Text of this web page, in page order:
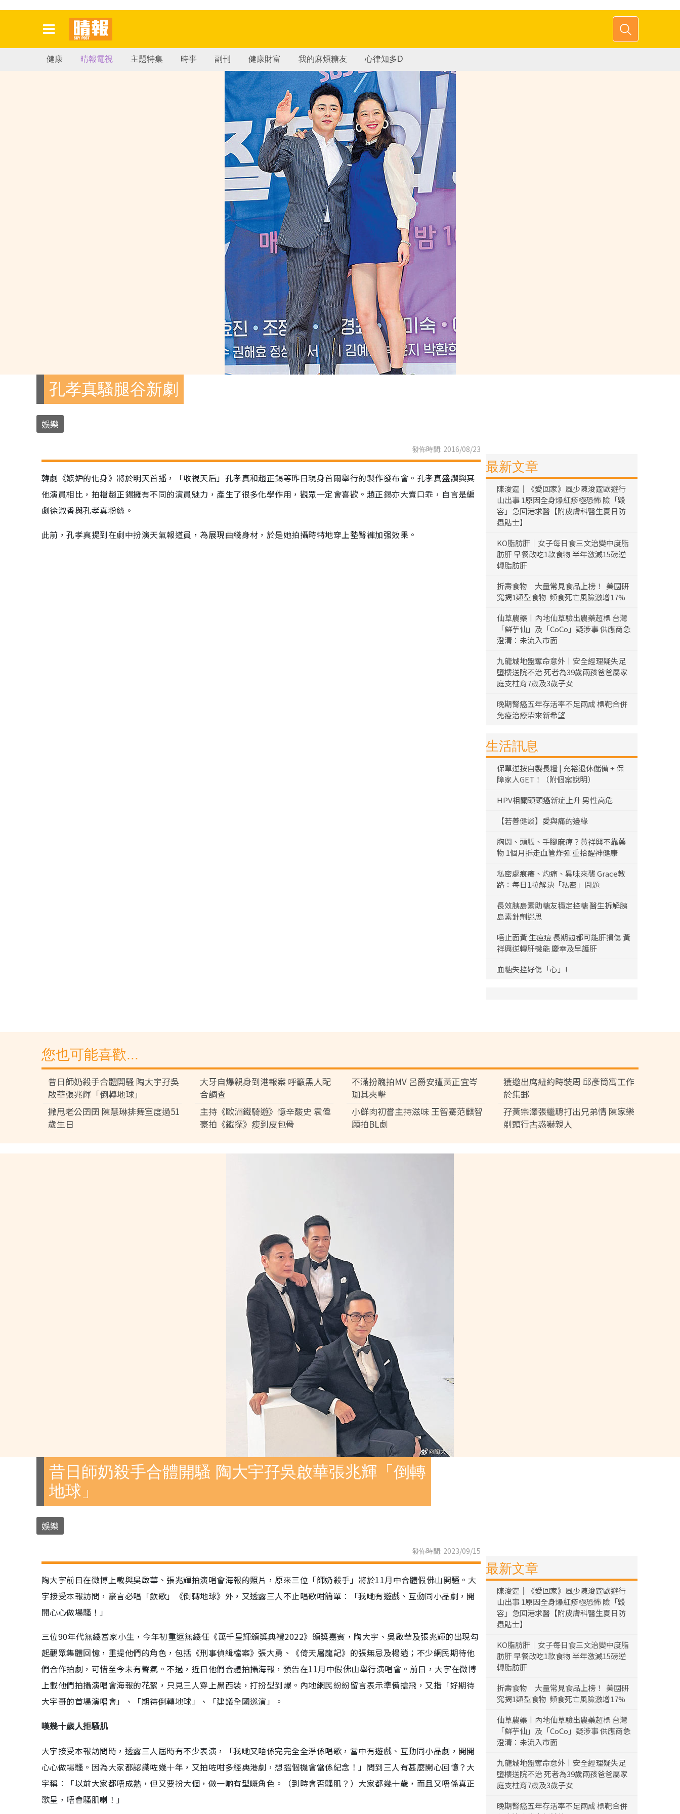
健康 晴報電視 主題特集 時事 副刊 健康財富 我的麻煩糖友 心律知多D
孔孝真騷腿谷新劇
娛樂
發佈時間: 2016/08/23
韓劇《嫉妒的化身》將於明天首播，「收視天后」孔孝真和趙正錫等昨日現身首爾舉行的製作發布會。孔孝真盛讚與其
他演員相比，拍檔趙正錫擁有不同的演員魅力，產生了很多化學作用，觀眾一定會喜歡。趙正錫亦大賣口乖，自言是編
劇徐淑香與孔孝真粉絲。
此前，孔孝真提到在劇中扮演天氣報道員，為展現曲綫身材，於是她拍攝時特地穿上墊臀褲加强效果。
最新文章
陳浚霆｜《愛回家》風少陳浚霆歐遊行
山出事 1原因全身爆紅疹極恐怖 險「毀
容」急回港求醫【附皮膚科醫生夏日防
蟲貼士】
KO脂肪肝｜女子每日食三文治變中度脂
肪肝 早餐改吃1款食物 半年激減15磅逆
轉脂肪肝
折壽食物｜大量常見食品上榜！ 美國研
究揭1類型食物 頻食死亡風險激增17%
仙草農藥丨內地仙草驗出農藥超標 台灣
「鮮芋仙」及「CoCo」疑涉事 供應商急
澄清：未流入市面
九龍城地盤奪命意外丨安全經理疑失足
墮樓送院不治 死者為39歲兩孩爸爸屬家
庭支柱育7歲及3歲子女
晚期腎癌五年存活率不足兩成 標靶合併
免疫治療帶來新希望
生活訊息
保單逆按自製長糧 | 充裕退休儲備 + 保
障家人GET！（附個案說明）
HPV相關頭頸癌新症上升 男性高危
【若善健談】愛與痛的邊緣
胸悶、頭脹、手腳麻痺？黃祥興不靠藥
物 1個月拆走血管炸彈 重拾醒神健康
私密處痕癢、灼痛、異味來襲 Grace教
路：每日1粒解決「私密」問題
長效胰島素助糖友穩定控糖 醫生拆解胰
島素針劑迷思
唔止面黃 生痘痘 長期攰都可能肝損傷 黃
祥興逆轉肝機能 慶幸及早護肝
血糖失控好傷「心」!
您也可能喜歡...
昔日師奶殺手合體開騷 陶大宇孖吳
啟華張兆輝「倒轉地球」
大牙自爆親身到港報案 呼籲黑人配
合調查
不滿扮醜拍MV 呂爵安遭黃正宜岑
珈其夾擊
獲邀出席紐約時裝周 邱彥筒寓工作
於集郵
撇甩老公囝囝 陳慧琳排舞室度過51
歲生日
主持《歐洲鐵騎遊》憶辛酸史 袁偉
豪拍《鐵探》瘦到皮包骨
小鮮肉初嘗主持滋味 王智騫范麒智
願拍BL劇
孖黃宗澤張繼聰打出兄弟情 陳家樂
剃頭行古惑嚇親人
昔日師奶殺手合體開騷 陶大宇孖吳啟華張兆輝「倒轉
地球」
娛樂
發佈時間: 2023/09/15
陶大宇前日在微博上載與吳啟華、張兆輝拍演唱會海報的照片，原來三位「師奶殺手」將於11月中合體假佛山開騷。大
宇接受本報訪問，豪言必唱「飲歌」《倒轉地球》外，又透露三人不止唱歌咁簡單︰「我哋有遊戲、互動同小品劇，開
開心心做場騷！」
三位90年代無綫當家小生，今年初重返無綫任《萬千星輝頒獎典禮2022》頒獎嘉賓，陶大宇、吳啟華及張兆輝的出現勾
起觀眾集體回憶，重提他們的角色，包括《刑事偵緝檔案》張大勇、《倚天屠龍記》的張無忌及楊逍；不少網民期待他
們合作拍劇，可惜至今未有聲氣。不過，近日他們合體拍攝海報，預告在11月中假佛山舉行演唱會。前日，大宇在微博
上載他們拍攝演唱會海報的花絮，只見三人穿上黑西裝，打扮型到爆。內地網民紛紛留言表示準備搶飛，又指「好期待
大宇哥的首場演唱會」、「期待倒轉地球」、「建議全國巡演」。
嘆幾十歲人拒騷肌
大宇接受本報訪問時，透露三人屆時有不少表演，「我哋又唔係完完全全淨係唱歌，當中有遊戲、互動同小品劇，開開
心心做場騷。因為大家都認識咗幾十年，又拍咗咁多經典港劇，想搵個機會當係紀念！」問到三人有甚麼開心回憶？大
宇稱︰「以前大家都唔成熟，但又要扮大個，做一啲有型嘅角色。（到時會否騷肌？）大家都幾十歲，而且又唔係真正
歌星，唔會騷肌喇！」
最新文章
陳浚霆｜《愛回家》風少陳浚霆歐遊行
山出事 1原因全身爆紅疹極恐怖 險「毀
容」急回港求醫【附皮膚科醫生夏日防
蟲貼士】
KO脂肪肝｜女子每日食三文治變中度脂
肪肝 早餐改吃1款食物 半年激減15磅逆
轉脂肪肝
折壽食物｜大量常見食品上榜！ 美國研
究揭1類型食物 頻食死亡風險激增17%
仙草農藥丨內地仙草驗出農藥超標 台灣
「鮮芋仙」及「CoCo」疑涉事 供應商急
澄清：未流入市面
九龍城地盤奪命意外丨安全經理疑失足
墮樓送院不治 死者為39歲兩孩爸爸屬家
庭支柱育7歲及3歲子女
晚期腎癌五年存活率不足兩成 標靶合併